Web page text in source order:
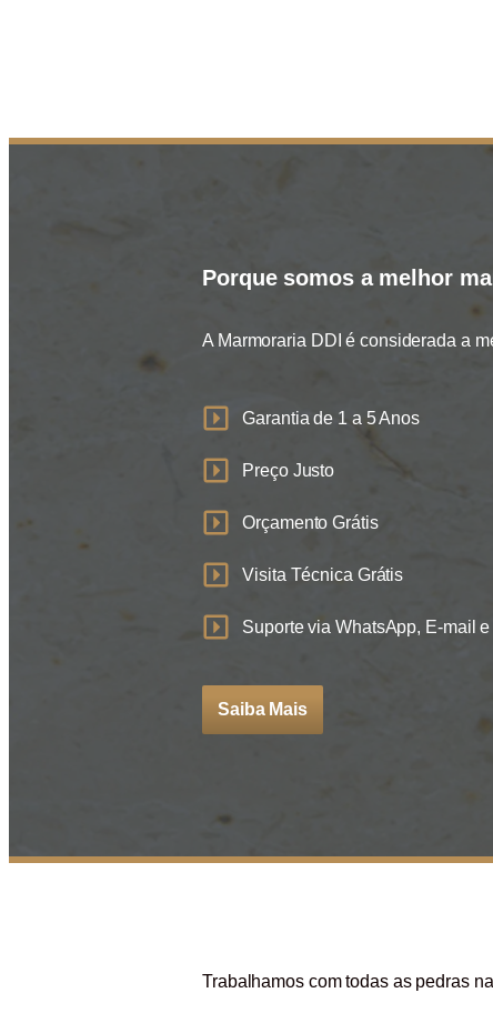
Porque somos a melhor
A Marmoraria DDI é considerada a
Garantia de 1 a 5 Anos
Preço Justo
Orçamento Grátis
Visita Técnica Grátis
Suporte via WhatsApp, E-mail e
Saiba Mais
Trabalhamos com todas as pedras